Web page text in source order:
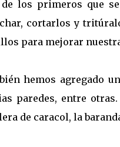
los primeros que
cortarlos y
para mejorar
hemos agregado
paredes, entre otras.
de caracol, la